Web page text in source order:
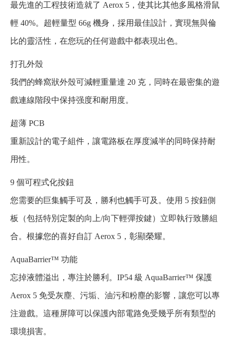
最先進的工程技術造就了 Aerox 5，使其比其他多風格滑鼠
輕 40%。超輕量型 66g 機身，採用最佳設計，實現無與倫
比的靈活性，在您玩的任何遊戲中都表現出色。
打孔外殼
我們的蜂窩狀外殼可減輕重量達 20 克，同時在最密集的遊
戲連線階段中保持强度和耐用度。
超薄 PCB
重新設計的電子組件，讓電路板在厚度減半的同時保持耐
用性。
9 個可程式化按鈕
您需要的巨集觸手可及，勝利也觸手可及。使用 5 按鈕側
板（包括特別定製的向上/向下輕彈按鍵）立即執行致勝組
合。根據您的喜好自訂 Aerox 5，彰顯榮耀。
AquaBarrier™ 功能
忘掉液體溢出，專注於勝利。IP54 級 AquaBarrier™ 保護
Aerox 5 免受灰塵、污垢、油污和粉塵的影響，讓您可以專
注遊戲。這種屏障可以保護內部電路免受幾乎所有類型的
環境損害。